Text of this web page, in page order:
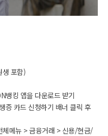
생 포함)
뱅킹 앱을 다운로드 받기
증 카드 신청하기 배너 클릭 후
체메뉴 > 금융거래 > 신용/현금/